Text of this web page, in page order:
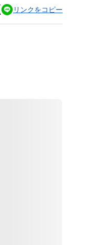
リンクをコピー